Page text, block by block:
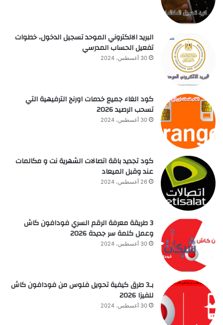
البريد الالكتروني الموحد تسجيل الدخول، خطوات
تفعيل الحساب المدرسي
30 أغسطس، 2024
كود الغاء جميع خدمات اورنج الترفيهية التي
تسحب الرصيد 2026
30 أغسطس، 2024
كود تجديد باقة اتصالات الشهرية نت و مكالمات
عند وقبل الميعاد
26 أغسطس، 2024
3 طريقة معرفة الرقم السري فودافون كاش
وعمل كلمة سر جديدة 2026
30 أغسطس، 2024
بـ3 طرق كيفية تحويل فلوس من فودافون كاش
للفيزا 2026
30 أغسطس، 2024